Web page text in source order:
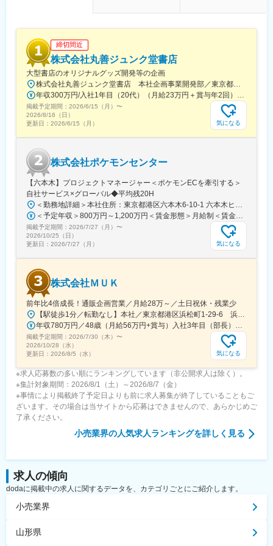
・従業員管理（育成、採用活動、シフト管理など）
ど）
・売上計画、戦略立案
・経費予算組み
・店舗周辺リサーチ
その後本社部門への異動などを想定しています。
■魅力ポイント：
◎大手企業の一員として、働き方も叶えれる環境です。＜年休
120日以上／残業月平均20H以内／フレックス／福利厚生充実＞
背景として社内は勿論、IT会社も携え、近年システム導入などDX
軽減・業務スキルの平準化に取り組んでます。残業時間の削減、
しっかりとお休みを取れる環境が全社として整えられてます。
◎将来的に転勤の打診はありますが、原則エリア内で異動が多
く、初任地はご希望を考慮の上決定します。
変更の範囲：会社の定める業務
締切間近
株式会社丸善ジュンク堂書店
大型書店のオリジナルグッズ開発等の企画
掲載予定期間： 2026/6/15（月） 〜
2026/8/16（日）
更新日： 2026/6/15（月） 気になる
株式会社ポケモンセンター
【六本木】プロジェクトマネージャー＜ポケモンECを牽引する＞
自社サービス×グローバル◆平均残20H
掲載予定期間： 2026/7/27（月） 〜
2026/10/25（日）
更新日： 2026/7/27（月） 気になる
株式会社ＭＵＫ
前年比4倍成長！通販企画営業／月給28万～／土日祝休・残業少
掲載予定期間： 2026/7/30（木） 〜
2026/10/28（水）
更新日： 2026/8/5（水） 気になる
※求人応募数の多い順にランキングしています（非公開求人は除く）。
※集計対象期間：2026/8/1（土）～2026/8/7（金）
※事情により掲載終了予定日よりも前に求人募集が終了していることもご
ざいます。その場合は当サイトから応募はできませんので、あらかじめご
了承ください。
小売業界の人気求人ランキングを詳しく見る
求人の傾向
dodaに掲載中の求人に関するデータを、カテゴリごとにご紹介します。
小売業界
山形県